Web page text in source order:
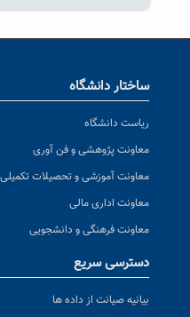
ساختار دانشگاه
ریاست دانشگاه
معاونت پژوهشی و فن آوری
معاونت آموزشی و تحصیلات تکمیلی
معاونت اداری مالی
معاونت فرهنگی و دانشجویی
دسترسی سریع
بیانیه صیانت از داده ها